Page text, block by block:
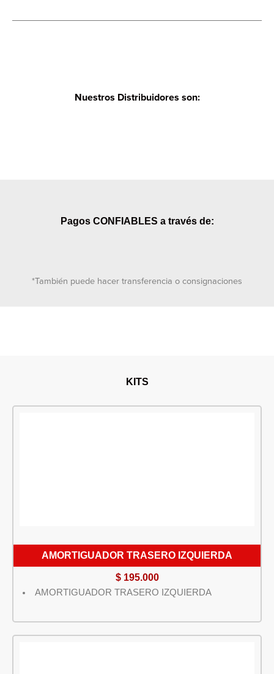
Nuestros Distribuidores son:
Pagos CONFIABLES a través de:
*También puede hacer transferencia o consignaciones
KITS
AMORTIGUADOR TRASERO IZQUIERDA
$195.000
AMORTIGUADOR TRASERO IZQUIERDA